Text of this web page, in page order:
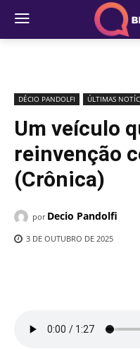
DÉCIO PANDOLFI ÚLTIMAS
Um veículo
reinvenção
(Crônica)
por Decio Pandolfi
3 DE OUTUBRO DE 2025